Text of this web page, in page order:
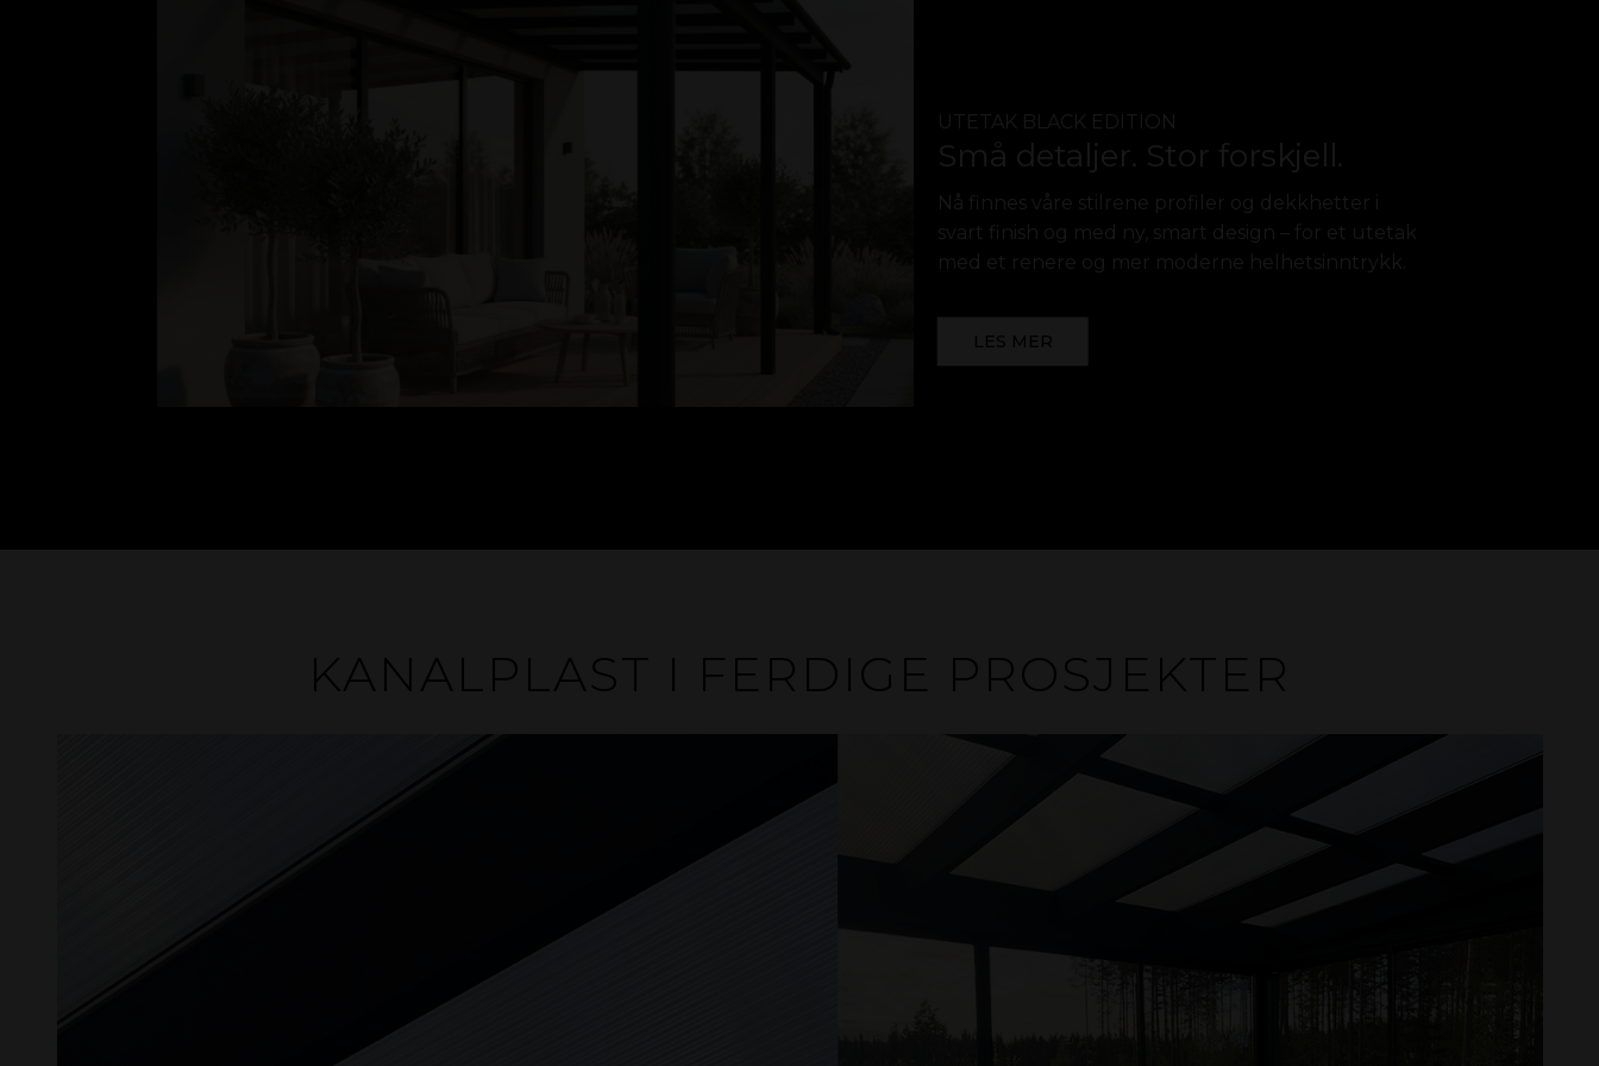
UTETAK BLACK EDITION
Små detaljer. Stor forskjell.
Nå finnes våre stilrene profiler og dekkhetter i
svart finish og med ny, smart design – for et utetak
med et renere og mer moderne helhetsinntrykk.
LES MER
KANALPLAST I FERDIGE PROSJEKTER